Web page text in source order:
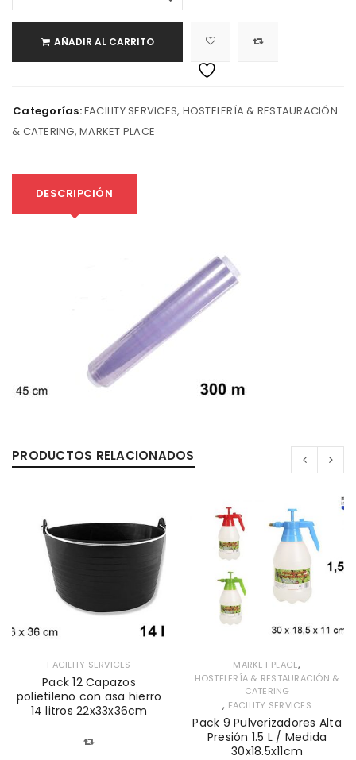
AÑADIR AL CARRITO
Categorías:FACILITY SERVICES, HOSTELERÍA & RESTAURACIÓN
& CATERING, MARKET PLACE
DESCRIPCIÓN
PRODUCTOS RELACIONADOS
FACILITY SERVICES
Pack 12 Capazos
polietileno con asa hierro
14 litros 22x33x36cm
MARKET PLACE,
HOSTELERÍA & RESTAURACIÓN &
CATERING
, FACILITY SERVICES
Pack 9 Pulverizadores Alta
Presión 1.5 L / Medida
30x18.5x11cm